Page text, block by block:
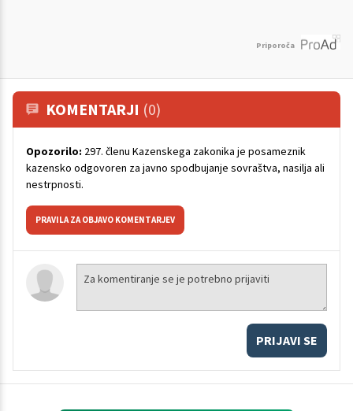
Priporoča
KOMENTARJI (0)
Opozorilo: 297. členu Kazenskega zakonika je posameznik
kazensko odgovoren za javno spodbujanje sovraštva, nasilja ali
nestrpnosti.
PRAVILA ZA OBJAVO KOMENTARJEV
PRIJAVI SE